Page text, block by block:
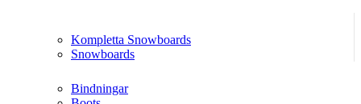
Kompletta Snowboards
Snowboards
Bindningar